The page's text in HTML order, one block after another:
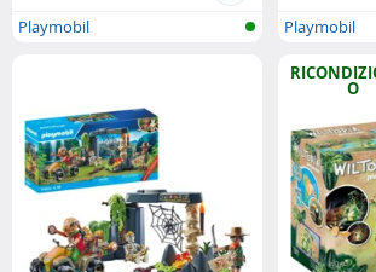
Playmobil
Playmobil
O